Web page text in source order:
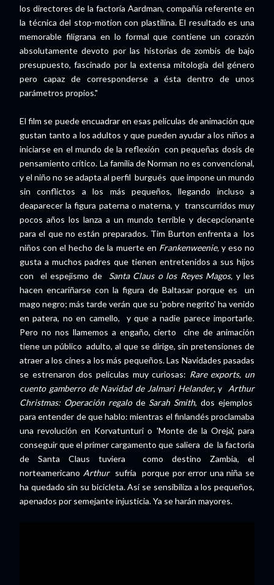
los directores de la factoría Aardman, compañía referente en
la técnica del stop-motion con plastilina. El resultado es una
memorable filigrana en lo formal que contiene un corazón
absolutamente devoto por las historias de zombis de bajo
presupuesto, fascinado por la extensa mitología del género
pero capaz de corresponderse a ésta dentro de unos
parámetros propios."
El film se puede encuadrar en esas películas de animación que
gustan tanto a los adultos y que pueden ayudar a los niños a
iniciarse en el mundo de la reflexión con pequeñas dosis de
pensamiento crítico. La familia de Norman no es convencional,
y el niño no se adapta al perfil burgués que impone un mundo
sin conflictos a los más pequeños, llegando incluso a
deaparecer la figura paterna o materna, y transcurridos muy
pocos años los lanza a un mundo terrible y decepcionante
para el que no están preparados. Tim Burton enfrenta a los
niños con el hecho de la muerte en Frankenweenie, y eso no
gusta a muchos padres que tienen entretenidos a sus hijos
con el espejismo de
Santa Claus o los Reyes Magos, y les
hacen encariñarse con la figura de Baltasar porque es un
mago negro; más tarde verán que su 'pobre negrito' ha venido
en patera, no en camello, y que a nadie parece importarle.
Pero no nos llamemos a engaño, cierto cine de animación
tiene un público adulto, al que se dirige, sin pretensiones de
atraer a los cines a los más pequeños. Las Navidades pasadas
se estrenaron dos películas muy curiosas: Rare exports, un
cuento gamberro de Navidad de Jalmari Helander, y Arthur
Christmas: Operación regalo de Sarah Smith, dos ejemplos
para entender de que hablo: mientras el finlandés proclamaba
una revolución en Korvatunturi o 'Monte de la Oreja', para
conseguir que el primer cargamento que saliera de la factoría
de Santa Claus tuviera como destino Zambia, el
norteamericano Arthursufría porque por error una niña se
ha quedado sin su bicicleta. Así se sensibiliza a los pequeños,
apenados por semejante injusticia. Ya se harán mayores.